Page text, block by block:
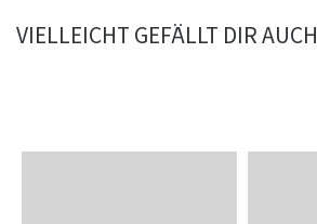
VIELLEICHT GEFÄLLT DIR AUCH